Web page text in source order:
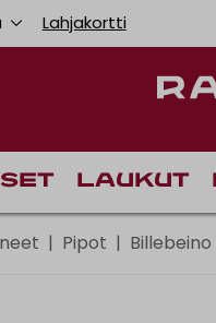
Lahjakortti
Laukut
| Pipot | Billebeino